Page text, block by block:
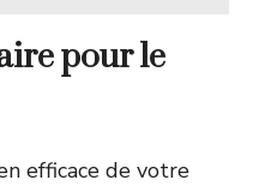
pour le
efficace de votre